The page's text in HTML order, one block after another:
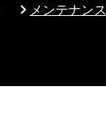
メンテナンス